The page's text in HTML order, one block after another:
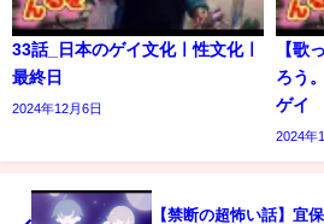
33話_日本のゲイ文化ㅣ性文化ㅣ
最終日
2024年12月6日
【歌
ろう
ゲイ
2024年
【禁断の超怖い話】宜